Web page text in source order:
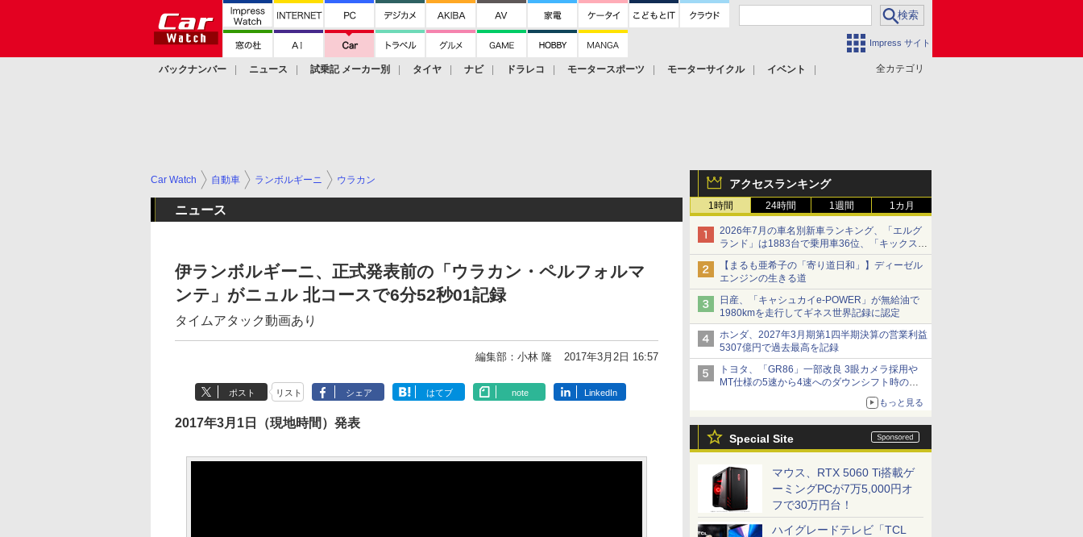
Impress サイト
全カテゴリ
バックナンバー ニュース 試乗記 メーカー別 タイヤ ナビ ドラレコ モータースポーツ モーターサイクル
イベント
アクセスランキング
1時間 24時間 1週間 1カ月
2026年7月の車名別新車ランキング、「エルグ
ランド」は1883台で乗用車36位、「キックス」
は2591台で27位に
【まるも亜希子の「寄り道日和」】ディーゼル
エンジンの生きる道
日産、「キャシュカイe-POWER」が無給油で
1980kmを走行してギネス世界記録に認定
ホンダ、2027年3月期第1四半期決算の営業利益
5307億円で過去最高を記録
トヨタ、「GR86」一部改良 3眼カメラ採用や
MT仕様の5速から4速へのダウンシフト時の操
もっと見る
Special Site
マウス、RTX 5060 Ti搭載ゲ
ーミングPCが7万5,000円オ
フで30万円台！
ハイグレードテレビ「TCL
Car Watch 自動車 ランボルギーニ ウラカン
ニュース
伊ランボルギーニ、正式発表前の「ウラカン・ペルフォルマ
ンテ」がニュル 北コースで6分52秒01記録
タイムアタック動画あり
編集部：小林 隆 2017年3月2日 16:57
ポスト リスト シェア はてブ note LinkedIn
2017年3月1日（現地時間）発表